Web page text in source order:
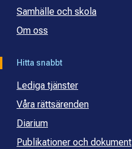
Samhälle och skola
Om oss
Hitta snabbt
Lediga tjänster
Våra rättsärenden
Diarium
Publikationer och dokument